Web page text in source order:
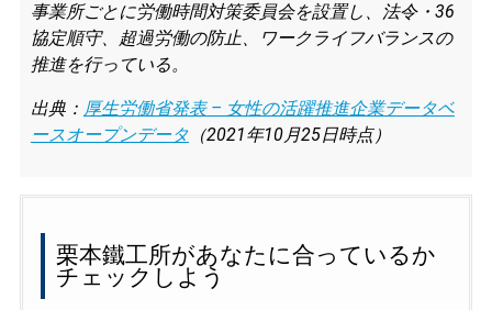
事業所ごとに労働時間対策委員会を設置し、法令・36
協定順守、超過労働の防止、ワークライフバランスの
推進を行っている。
出典： 厚生労働省発表 – 女性の活躍推進企業データベ
ースオープンデータ（2021年10月25日時点）
栗本鐵工所があなたに合っているか
チェックしよう